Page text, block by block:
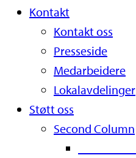
Kontakt
Kontakt oss
Presseside
Medarbeidere
Lokalavdelinger
Støtt oss
Second Column